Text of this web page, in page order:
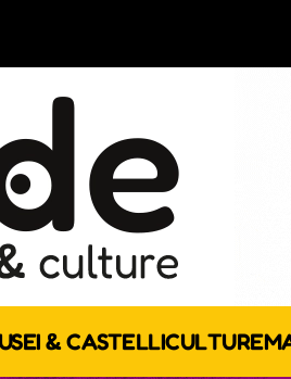
& CASTELLICULTURE